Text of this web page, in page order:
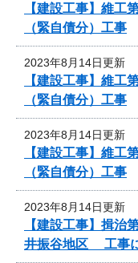
【建設工事】維
（緊自債分）工事
2023年8月14日更新
【建設工事】維
（緊自債分）工事
2023年8月14日更新
【建設工事】維
（緊自債分）工事
2023年8月14日更新
【建設工事】揖
井振谷地区 工事